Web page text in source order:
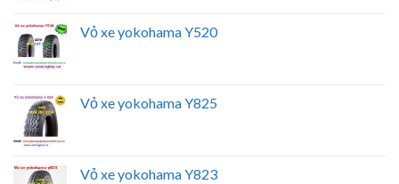
Vỏ xe yokohama Y520
Vỏ xe yokohama Y825
Vỏ xe yokohama Y823